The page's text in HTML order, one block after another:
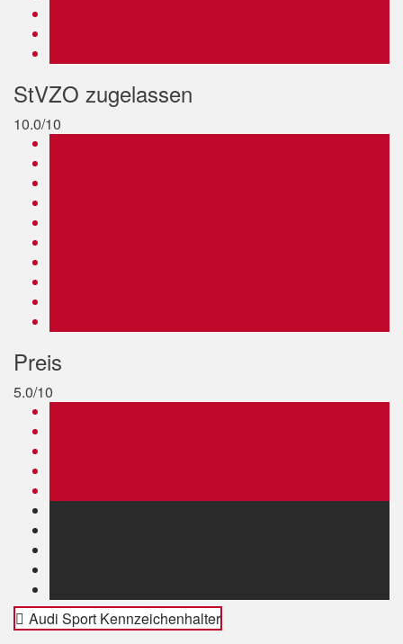
StVZO zugelassen
10.0/10
Preis
5.0/10
Audi Sport Kennzeichenhalter